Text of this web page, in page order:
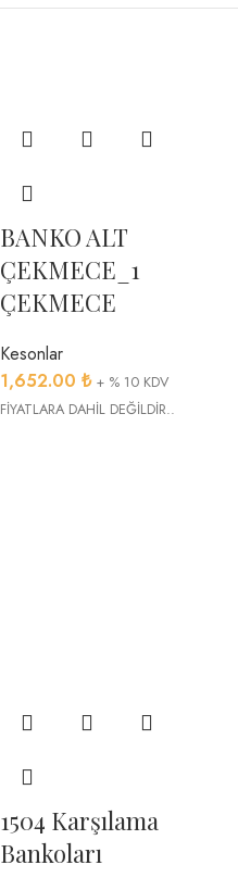
BANKO ALT
ÇEKMECE_1
ÇEKMECE
Kesonlar
1,652.00 ₺ + % 10 KDV
FİYATLARA DAHİL DEĞİLDİR..
1504 Karşılama
Bankoları